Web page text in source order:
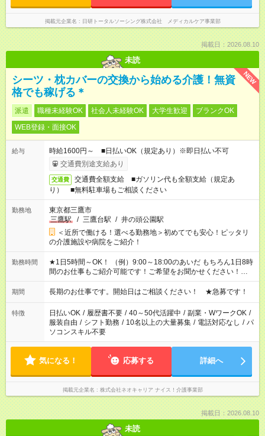
掲載元企業名 日研トータルソーシング株式会社 メディカルケア事業部
掲載日：2026.08.10
未読
NEW
シーツ・枕カバーの交換から始める介護！無資
格でも稼げる＊
派遣 職種未経験OK 社会人未経験OK 大学生歓迎
ブランクOK
WEB登録・面接OK
給与
時給1600円～ ■日払いOK（規定あり）※即日払い不可
交通費別途支給あり
交通費
交通費全額支給 ■ガソリン代も全額支給（規定あ
り） ■無料駐車場もご相談ください
勤務地
東京都三鷹市
三鷹駅
/ 三鷹台駅 / 井の頭公園駅
＜近所で働ける！選べる勤務地＞初めてでも安心！ピッタリ
の介護施設や病院をご紹介！
勤務時間
★1日5時間～OK！ （例）9:00～18:00のあいだ もちろん1日8時
間のお仕事もご紹介可能です！ご希望をお聞かせください！★家
庭の都合でお休みが必要な場合も遠慮なくご相談ください。 ※
週最低15時間以上の勤務が必要です
期間 長期のお仕事です。開始日はご相談ください！ ★急募です！
特徴 日払いOK / 履歴書不要 / 40～50代活躍中 / 副業・WワークOK /
服装自由 / シフト勤務 / 10名以上の大量募集 / 電話対応なし / パ
ソコンスキル不要
気になる！ 応募する 詳細へ
掲載元企業名 株式会社ネオキャリア ナイス！介護事業部
掲載日：2026.08.10
未読